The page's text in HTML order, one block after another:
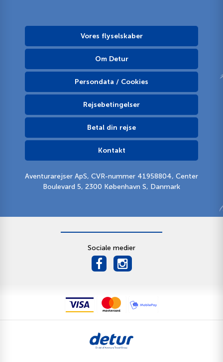
Vores flyselskaber
Om Detur
Persondata / Cookies
Rejsebetingelser
Betal din rejse
Kontakt
Aventurarejser ApS, CVR-nummer 41958804, Center
Boulevard 5, 2300 København S, Danmark
Sociale medier